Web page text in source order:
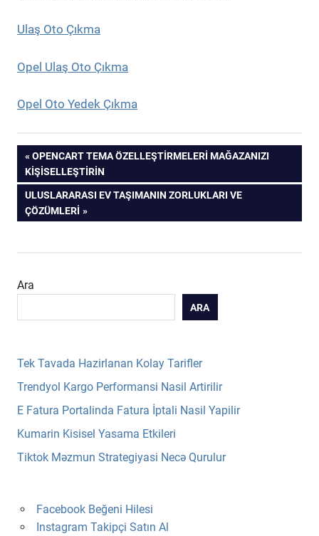
Ulaş Oto Çıkma
Opel Ulaş Oto Çıkma
Opel Oto Yedek Çıkma
Yazı
gezinmesi
PREVIOUS
POST:
OPENCART TEMA ÖZELLEŞTIRMELERI MAĞAZANIZI
KIŞISELLEŞTIRIN
NEXT
POST:
ULUSLARARASI EV TAŞIMANIN ZORLUKLARI VE
ÇÖZÜMLERI
Ara
ARA
Tek Tavada Hazirlanan Kolay Tarifler
Trendyol Kargo Performansi Nasil Artirilir
E Fatura Portalinda Fatura İptali Nasil Yapilir
Kumarin Kisisel Yasama Etkileri
Tiktok Məzmun Strategiyasi Necə Qurulur
Facebook Beğeni Hilesi
Instagram Takipçi Satın Al